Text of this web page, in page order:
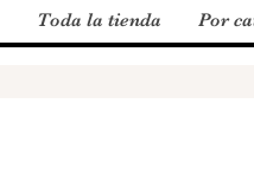
Toda la tienda Por